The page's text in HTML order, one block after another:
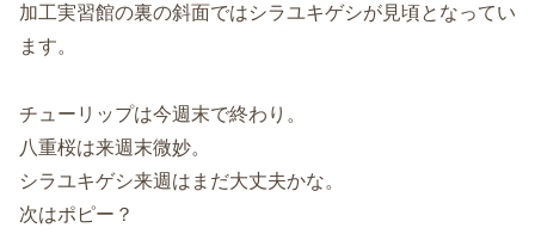
加工実習館の裏の斜面ではシラユキゲシが見頃となってい
ます。
チューリップは今週末で終わり。
八重桜は来週末微妙。
シラユキゲシ来週はまだ大丈夫かな。
次はポピー？